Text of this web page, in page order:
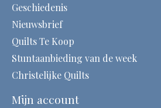
Geschiedenis
Nieuwsbrief
Quilts Te Koop
Stuntaanbieding van de week
Christelijke Quilts
Mijn account